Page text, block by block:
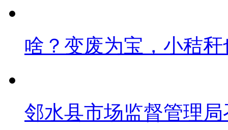
啥？变废为宝，小秸
邻水县市场监督管理